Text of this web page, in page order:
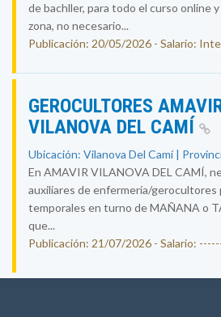
de bachller, para todo el curso online
zona, no necesario...
Publicación: 20/05/2026 - Salario:
GEROCULTORES
VILANOVA DEL CAMÍ
Ubicación: Vilanova Del Camí |
En AMAVIR VILANOVA DEL CAMÍ,
auxiliares de enfermería/gerocultores
temporales en turno de MAÑANA o
que...
Publicación: 21/07/2026 - Salario: